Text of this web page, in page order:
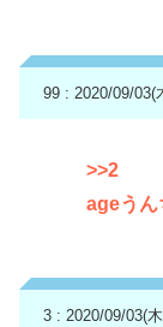
99 : 2020/09/03(
>>2
ageうん
3 : 2020/09/03(